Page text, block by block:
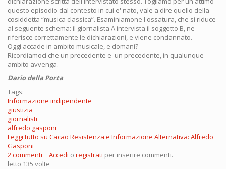
questo episodio dal contesto in cui e' nato, vale a dire quello della
cosiddetta “musica classica”. Esaminiamone l'ossatura, che si riduce
al seguente schema: il giornalista A intervista il soggetto B, ne
riferisce correttamente le dichiarazioni, e viene condannato.
Oggi accade in ambito musicale, e domani?
Ricordiamoci che un precedente e' un precedente, in qualunque
ambito avvenga.
Dario della Porta
Tags:
Informazione indipendente
giustizia
giornalisti
alfredo gasponi
Leggi tutto su Cacao Resistenza e Informazione Alternativa: Alfredo
Gasponi
2 commenti
Accedi o registrati per inserire commenti.
letto 135 volte